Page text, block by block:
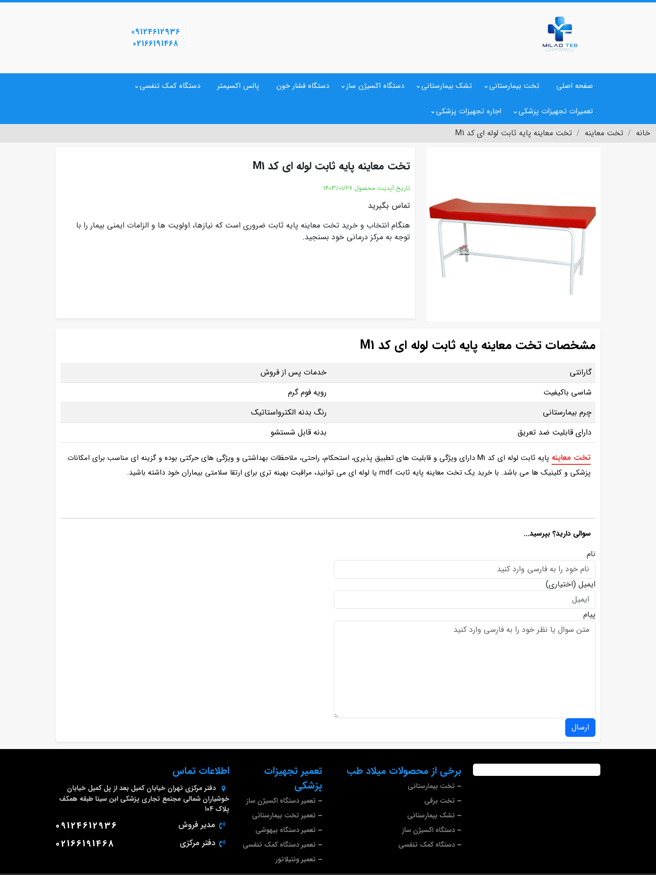
09124612936
02166191468
صفحه اصلی تخت بیمارستانی تشک بیمارستانی دستگاه اکسیژن ساز دستگاه فشار خون پالس اکسیمتر دستگاه کمک تنفسی
تعمیرات تجهیزات پزشکی اجاره تجهیزات پزشکی
خانه تخت معاینه تخت معاینه پایه ثابت لوله ای کد M1
تخت معاینه پایه ثابت لوله ای کد M1
تاریخ آپدیت محصول 1403/01/27
تماس بگیرید
هنگام انتخاب و خرید تخت معاینه پایه ثابت ضروری است که نیازها، اولویت ها و الزامات ایمنی بیمار را با
توجه به مرکز درمانی خود بسنجید.
مشخصات تخت معاینه پایه ثابت لوله ای کد M1
گارانتی
خدمات پس از فروش
شاسی باکیفیت
رویه فوم گرم
چرم بیمارستانی
رنگ بدنه الکترواستاتیک
دارای قابلیت ضد تعریق
بدنه قابل شستشو
تخت معاینه
پایه ثابت لوله ای کد M1 دارای ویژگی و قابلیت های تطبیق پذیری، استحکام، راحتی، ملاحظات بهداشتی و ویژگی های حرکتی بوده و گزینه ای مناسب برای امکانات
پزشکی و کلینیک ها می باشد. با خرید یک تخت معاینه پایه ثابت mdf یا لوله ای می توانید، مراقبت بهینه تری برای ارتقا سلامتی بیماران خود داشته باشید.
سوالی دارید؟ بپرسید...
نام
ایمیل (اختیاری)
پیام
ارسال
برخی از محصولات میلاد طب
تخت بیمارستانی
تخت برقی
تشک بیمارستانی
دستگاه اکسیژن ساز
دستگاه کمک تنفسی
تعمیر تجهیزات
پزشکی
تعمیر دستگاه اکسیژن ساز
تعمیر تخت بیمارستانی
تعمیر دستگاه بیهوشی
تعمیر دستگاه کمک تنفسی
تعمیر ونتیلاتور
اطلاعات تماس
دفتر مرکزی تهران خیابان کمیل بعد از پل کمیل خیابان
خوشیاران شمالی مجتمع تجاری پزشکی ابن سینا طبقه همکف
پلاک ۱۰۴
مدیر فروش 09124612936
دفتر مرکزی 02166191468